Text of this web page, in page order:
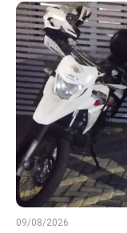
09/08/2026